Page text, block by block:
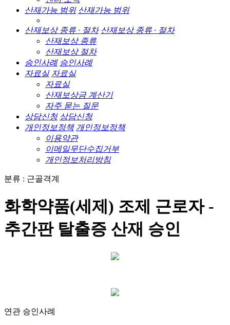
산재가능 범위 산재가능 범위
산재보상 종류 · 절차 산재보상 종류 · 절차
산재보상 종류
산재보상 절차
승인사례 승인사례
자료실 자료실
자료실
산재보상금 계산기
자주 묻는 질문
상담신청 상담신청
개인정보정책 개인정보정책
이용약관
이메일무단수집거부
개인정보처리방침
분류 : 근골격계
화학약품(세제) 조제 근로자 -
추간판 탈출증 산재 승인
연관 승인사례